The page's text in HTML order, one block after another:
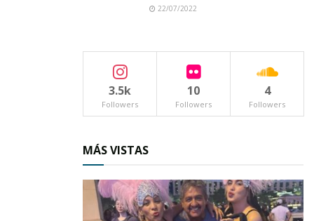
22/07/2022
3.5k
Followers
10
Followers
4
Followers
MÁS VISTAS